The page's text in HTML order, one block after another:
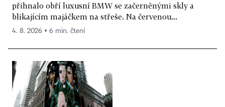
přihnalo obří luxusní BMW se začerněnými skly a
blikajícím majáčkem na střeše. Na červenou...
4. 8. 2026 ▪ 6 min. čtení